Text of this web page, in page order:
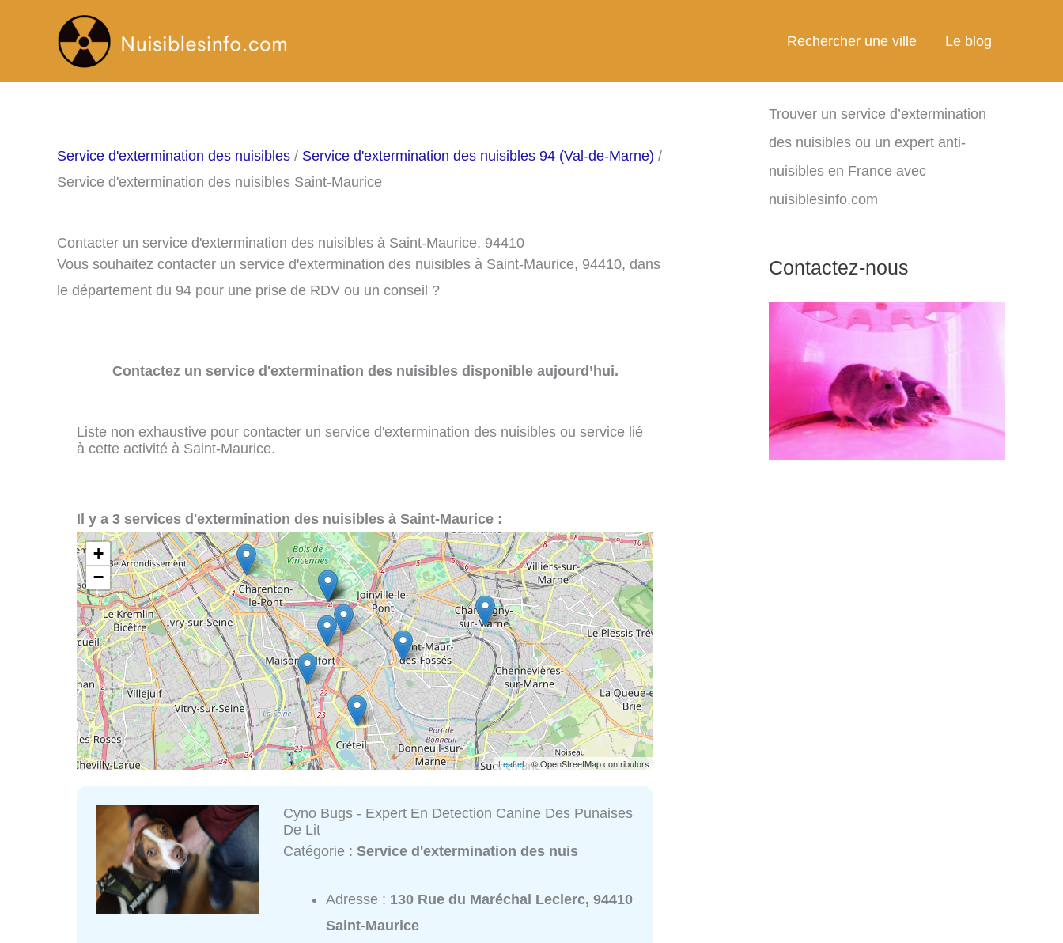
Rechercher une ville Le blog
Service d'extermination des nuisibles / Service d'extermination des nuisibles 94 (Val-de-Marne) /
Service d'extermination des nuisibles Saint-Maurice
Contacter un service d'extermination des nuisibles à Saint-Maurice, 94410
Vous souhaitez contacter un service d'extermination des nuisibles à Saint-Maurice, 94410, dans
le département du 94 pour une prise de RDV ou un conseil ?
Contactez un service d'extermination des nuisibles disponible aujourd’hui.
Liste non exhaustive pour contacter un service d'extermination des nuisibles ou service lié
à cette activité à Saint-Maurice.
Il y a 3 services d'extermination des nuisibles à Saint-Maurice :
+
−
Leaflet| © OpenStreetMap contributors
Cyno Bugs - Expert En Detection Canine Des Punaises
De Lit
Catégorie :Service d'extermination des nuis
Adresse : 130 Rue du Maréchal Leclerc, 94410
Saint-Maurice
Trouver un service d’extermination
des nuisibles ou un expert anti-
nuisibles en France avec
nuisiblesinfo.com
Contactez-nous